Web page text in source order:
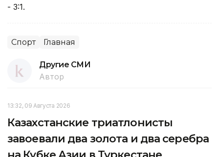
- 3:1.
Спорт Главная
Другие СМИ
Автор
13:32, 09 Августа 2026
Казахстанские триатлонисты
завоевали два золота и два серебра